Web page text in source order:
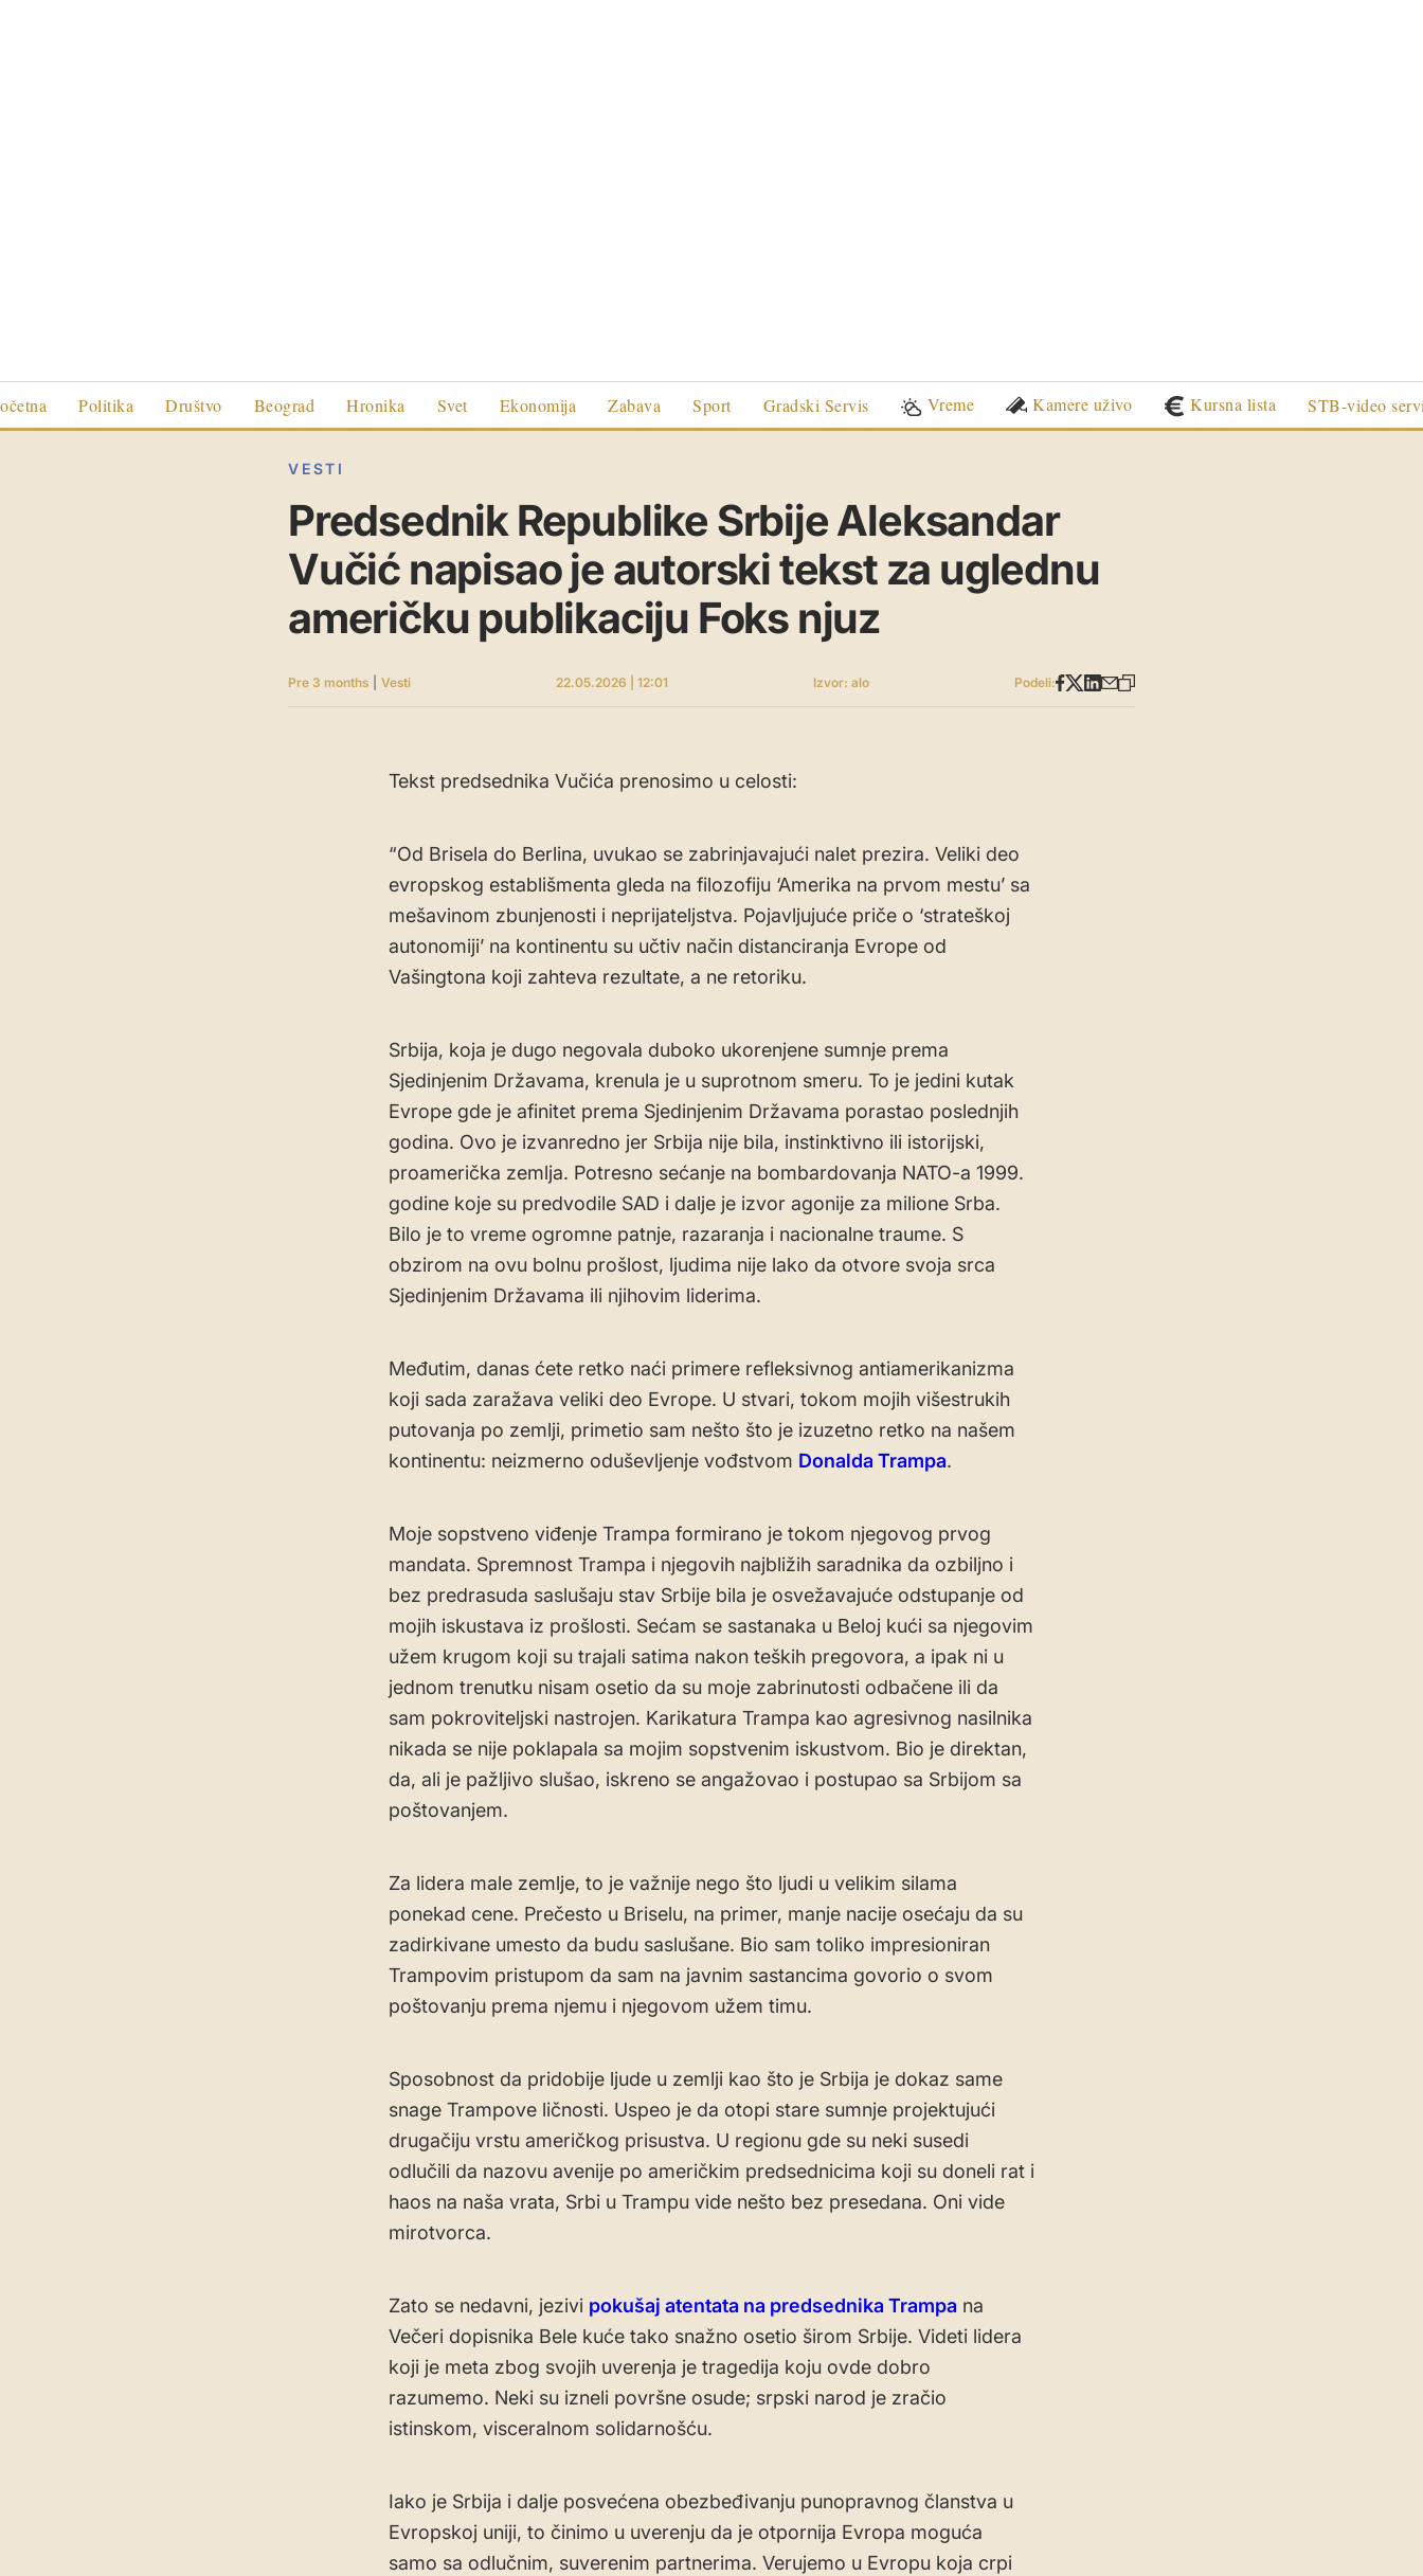
Politika Društvo Beograd Hronika Svet Ekonomija Zabava Sport Gradski Servis Vreme Kamere uživo Kursna lista STB-video
VESTI
Predsednik Republike Srbije Aleksandar
Vučić napisao je autorski tekst za uglednu
američku publikaciju Foks njuz
Pre 3 months Vesti 22.05.2026 | 12:01 Izvor: alo Podeli:
Tekst predsednika Vučića prenosimo u celosti:
“Od Brisela do Berlina, uvukao se zabrinjavajući nalet prezira. Veliki deo
evropskog establišmenta gleda na filozofiju ‘Amerika na prvom mestu’ sa
mešavinom zbunjenosti i neprijateljstva. Pojavljujuće priče o ‘strateškoj
autonomiji’ na kontinentu su učtiv način distanciranja Evrope od
Vašingtona koji zahteva rezultate, a ne retoriku.
Srbija, koja je dugo negovala duboko ukorenjene sumnje prema
Sjedinjenim Državama, krenula je u suprotnom smeru. To je jedini kutak
Evrope gde je afinitet prema Sjedinjenim Državama porastao poslednjih
godina. Ovo je izvanredno jer Srbija nije bila, instinktivno ili istorijski,
proamerička zemlja. Potresno sećanje na bombardovanja NATO-a 1999.
godine koje su predvodile SAD i dalje je izvor agonije za milione Srba.
Bilo je to vreme ogromne patnje, razaranja i nacionalne traume. S
obzirom na ovu bolnu prošlost, ljudima nije lako da otvore svoja srca
Sjedinjenim Državama ili njihovim liderima.
Međutim, danas ćete retko naći primere refleksivnog antiamerikanizma
koji sada zaražava veliki deo Evrope. U stvari, tokom mojih višestrukih
putovanja po zemlji, primetio sam nešto što je izuzetno retko na našem
kontinentu: neizmerno oduševljenje vođstvom Donalda Trampa.
Moje sopstveno viđenje Trampa formirano je tokom njegovog prvog
mandata. Spremnost Trampa i njegovih najbližih saradnika da ozbiljno i
bez predrasuda saslušaju stav Srbije bila je osvežavajuće odstupanje od
mojih iskustava iz prošlosti. Sećam se sastanaka u Beloj kući sa njegovim
užem krugom koji su trajali satima nakon teških pregovora, a ipak ni u
jednom trenutku nisam osetio da su moje zabrinutosti odbačene ili da
sam pokroviteljski nastrojen. Karikatura Trampa kao agresivnog nasilnika
nikada se nije poklapala sa mojim sopstvenim iskustvom. Bio je direktan,
da, ali je pažljivo slušao, iskreno se angažovao i postupao sa Srbijom sa
poštovanjem.
Za lidera male zemlje, to je važnije nego što ljudi u velikim silama
ponekad cene. Prečesto u Briselu, na primer, manje nacije osećaju da su
zadirkivane umesto da budu saslušane. Bio sam toliko impresioniran
Trampovim pristupom da sam na javnim sastancima govorio o svom
poštovanju prema njemu i njegovom užem timu.
Sposobnost da pridobije ljude u zemlji kao što je Srbija je dokaz same
snage Trampove ličnosti. Uspeo je da otopi stare sumnje projektujući
drugačiju vrstu američkog prisustva. U regionu gde su neki susedi
odlučili da nazovu avenije po američkim predsednicima koji su doneli rat i
haos na naša vrata, Srbi u Trampu vide nešto bez presedana. Oni vide
mirotvorca.
Zato se nedavni, jezivi pokušaj atentata na predsednika Trampa na
Večeri dopisnika Bele kuće tako snažno osetio širom Srbije. Videti lidera
koji je meta zbog svojih uverenja je tragedija koju ovde dobro
razumemo. Neki su izneli površne osude; srpski narod je zračio
istinskom, visceralnom solidarnošću.
Iako je Srbija i dalje posvećena obezbeđivanju punopravnog članstva u
Evropskoj uniji, to činimo u uverenju da je otpornija Evropa moguća
samo sa odlučnim, suverenim partnerima. Verujemo u Evropu koja crpi